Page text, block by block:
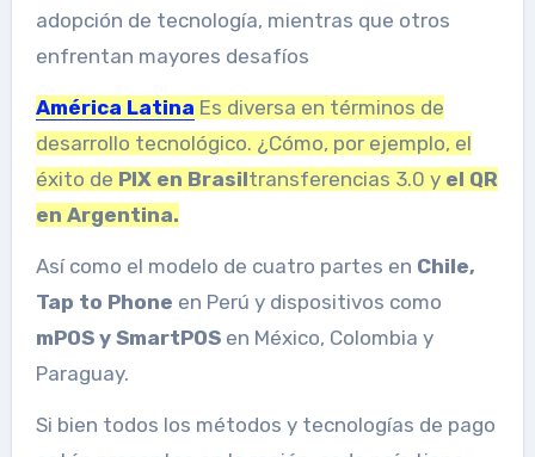
adopción de tecnología, mientras que otros
enfrentan mayores desafíos
América Latina Es diversa en términos de
desarrollo tecnológico. ¿Cómo, por ejemplo, el
éxito de PIX en Brasiltransferencias 3.0 yel QR
en Argentina.
Así como el modelo de cuatro partes en Chile,
Tap to Phone en Perú y dispositivos como
mPOS y SmartPOSen México, Colombia y
Paraguay.
Si bien todos los métodos y tecnologías de pago